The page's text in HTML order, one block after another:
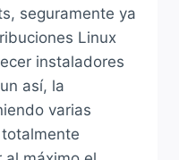
seguramente ya
Linux
instaladores
así, la
varias